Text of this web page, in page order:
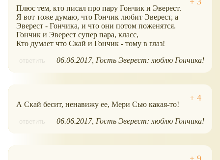
Плюс тем, кто писал про пару Гончик и Эверест.
Я вот тоже думаю, что Гончик любит Эверест, а
Эверест - Гончика, и что они потом поженятся.
Гончик и Эверест супер пара, класс,
Кто думает что Скай и Гончик - тому в глаз!
ответить 06.06.2017 Гость Эверест: люблю Гончика!
А Скай бесит, ненавижу ее, Мери Сью какая-то!
ответить 06.06.2017 Гость Эверест: люблю Гончика!